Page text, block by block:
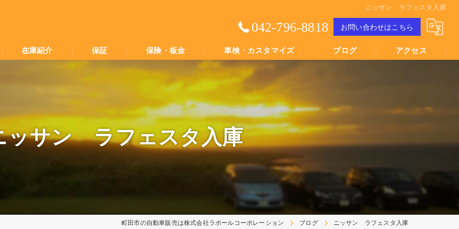
ニッサン ラフェスタ入庫
042-796-8818 お問い合わせはこちら
在庫紹介 保証 保険・板金 車検・カスタマイズ ブログ
Youtube動画
アクセス
ッサン ラフェスタ入庫
町田市の自動車販売は株式会社ラポールコーポレーション ブログ ニッサン ラフェスタ入庫